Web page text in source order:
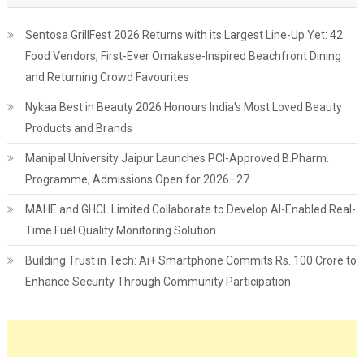
Sentosa GrillFest 2026 Returns with its Largest Line-Up Yet: 42
Food Vendors, First-Ever Omakase-Inspired Beachfront Dining
and Returning Crowd Favourites
Nykaa Best in Beauty 2026 Honours India's Most Loved Beauty
Products and Brands
Manipal University Jaipur Launches PCI-Approved B.Pharm.
Programme, Admissions Open for 2026–27
MAHE and GHCL Limited Collaborate to Develop AI-Enabled Real-
Time Fuel Quality Monitoring Solution
Building Trust in Tech: Ai+ Smartphone Commits Rs. 100 Crore to
Enhance Security Through Community Participation